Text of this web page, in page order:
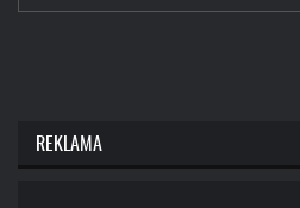
REKLAMA